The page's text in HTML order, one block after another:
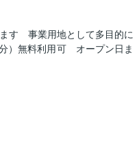
す 事業用地として多目的に
）無料利用可 オープン日ま